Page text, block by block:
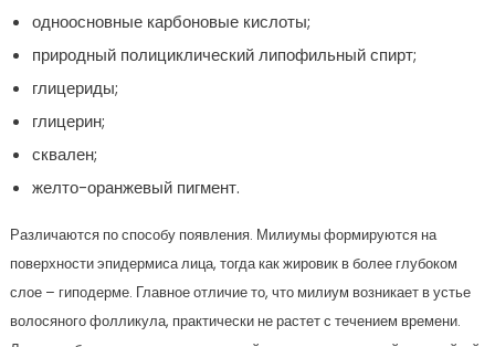
одноосновные карбоновые кислоты;
природный полициклический липофильный спирт;
глицериды;
глицерин;
сквален;
желто-оранжевый пигмент.
Различаются по способу появления. Милиумы формируются на
поверхности эпидермиса лица, тогда как жировик в более глубоком
слое – гиподерме. Главное отличие то, что милиум возникает в устье
волосяного фолликула, практически не растет с течением времени.